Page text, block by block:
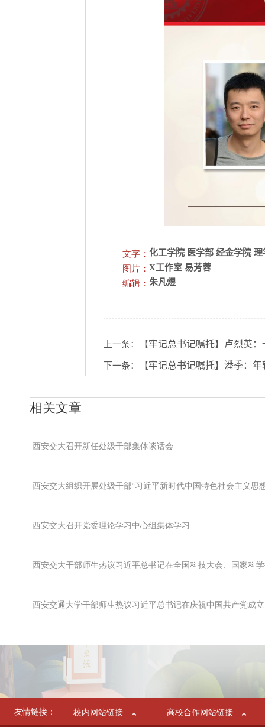
文字： 化工学院 医学部 经金学院 理
图片： X工作室 易芳蓉
编辑： 朱凡煜
上一条： 【牢记总书记嘱托】卢烈英
下一条： 【牢记总书记嘱托】潘季：
相关文章
西安交大召开新任处级干部集体谈话会
西安交大组织开展处级干部“习近平新时代中国特色社会主义思
西安交大召开党委理论学习中心组集体学习
西安交大干部师生热议习近平总书记在全国科技大会、国家科
西安交通大学干部师生热议习近平总书记在庆祝中国共产党成
友情链接： 校内网站链接 高校合作网站链接